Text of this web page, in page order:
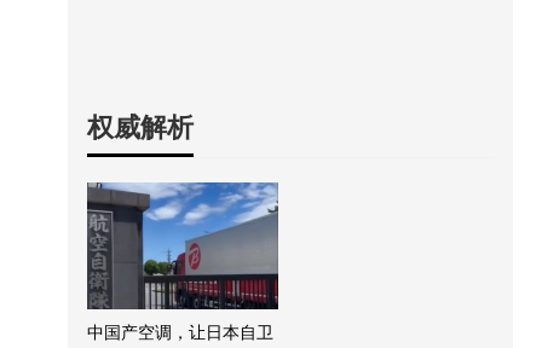
权威解析
中国产空调，让日本自卫